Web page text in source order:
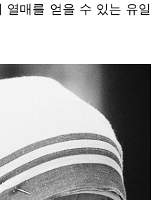
열매를 얻을 수 있는 유일